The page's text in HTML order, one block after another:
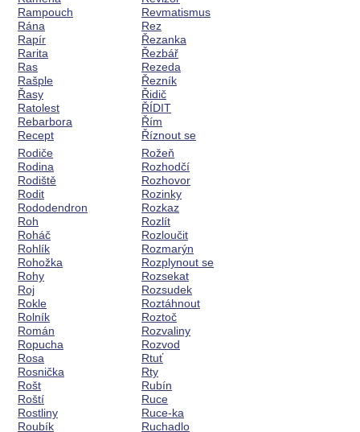
Rampouch
Rána
Rapír
Rarita
Ras
Rašple
Řasy
Ratolest
Rebarbora
Recept
Revmatismus
Rez
Řezanka
Řezbář
Rezeda
Řezník
Řidič
ŘÍDIT
Řím
Říznout se
Rodiče
Rodina
Rodiště
Rodit
Rododendron
Roh
Roháč
Rohlík
Rohožka
Rohy
Roj
Rokle
Rolník
Román
Ropucha
Rosa
Rosnička
Rošt
Roští
Rostliny
Roubík
Rožeň
Rozhodčí
Rozhovor
Rozinky
Rozkaz
Rozlít
Rozloučit
Rozmarýn
Rozplynout se
Rozsekat
Rozsudek
Roztáhnout
Roztoč
Rozvaliny
Rozvod
Rtuť
Rty
Rubín
Ruce
Ruce-ka
Ruchadlo